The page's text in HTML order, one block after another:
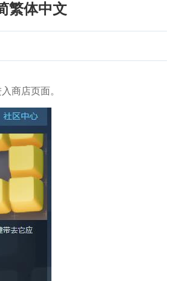
繁体中文
商店页面。